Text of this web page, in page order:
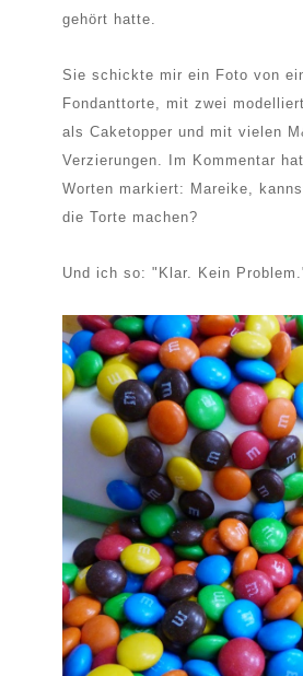
gehört hatte.
Sie schickte mir ein Foto von
Fondanttorte, mit zwei
als Caketopper und mit vielen
Verzierungen. Im Kommentar
Worten markiert: Mareike,
die Torte machen?
Und ich so: "Klar. Kein